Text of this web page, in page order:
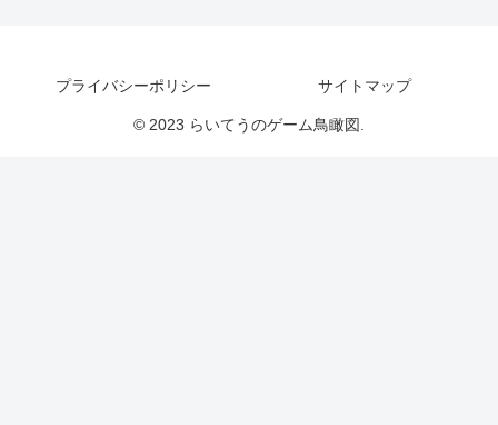
プライバシーポリシー サイトマップ
© 2023 らいてうのゲーム鳥瞰図.